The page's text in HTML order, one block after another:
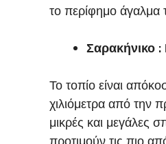
το περίφημο άγαλμα
Σαρακήνικο :
Το τοπίο είναι
χιλιόμετρα από την
μικρές και μεγάλες